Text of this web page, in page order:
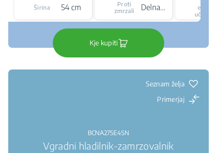
Širina 54 cm
Proti
zmrzali
Delna funkcija proti zmrzali
Kje kupiti
Seznam želja
Primerjaj
BCNA275E4SN
Vgradni hladilnik-zamrzovalnik